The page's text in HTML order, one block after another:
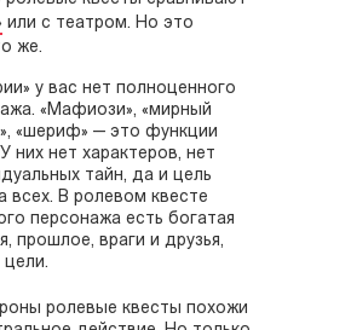
или с театром. Но это
же.
у вас нет полноценного
«Мафиози», «мирный
«шериф» — это функции
них нет характеров, нет
тайн, да и цель
всех. В ролевом квесте
персонажа есть богатая
прошлое, враги и друзья,
цели.
ролевые квесты похожи